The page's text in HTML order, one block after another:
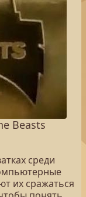
Beasts
среди
их сражаться